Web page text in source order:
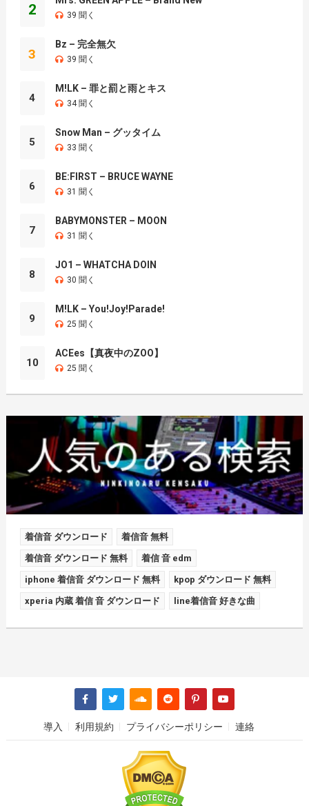
2 39 聞く
3
Bz – 完全無欠
39 聞く
4
M!LK – 罪と罰と雨とキス
34 聞く
5
Snow Man – グッタイム
33 聞く
6
BE:FIRST – BRUCE WAYNE
31 聞く
7
BABYMONSTER – MOON
31 聞く
8
JO1 – WHATCHA DOIN
30 聞く
9
M!LK – You!Joy!Parade!
25 聞く
10
ACEes【真夜中のZOO】
25 聞く
着信音 ダウンロード 着信音 無料
着信音 ダウンロード 無料 着信 音 edm
iphone 着信音 ダウンロード 無料 kpop ダウンロード 無料
xperia 内蔵 着信 音 ダウンロード line着信音 好きな曲
導入 利用規約 プライバシーポリシー 連絡